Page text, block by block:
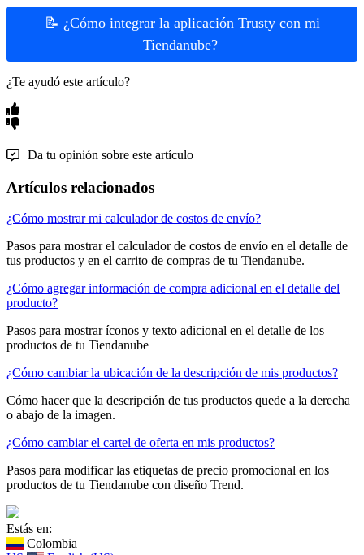
📝 ¿Cómo integrar la aplicación Trusty con mi
Tiendanube?
¿Te ayudó este artículo?
Da tu opinión sobre este artículo
Artículos relacionados
¿Cómo mostrar mi calculador de costos de envío?
Pasos para mostrar el calculador de costos de envío en el detalle de
tus productos y en el carrito de compras de tu Tiendanube.
¿Cómo agregar información de compra adicional en el detalle del
producto?
Pasos para mostrar íconos y texto adicional en el detalle de los
productos de tu Tiendanube
¿Cómo cambiar la ubicación de la descripción de mis productos?
Cómo hacer que la descripción de tus productos quede a la derecha
o abajo de la imagen.
¿Cómo cambiar el cartel de oferta en mis productos?
Pasos para modificar las etiquetas de precio promocional en los
productos de tu Tiendanube con diseño Trend.
Estás en:
Colombia